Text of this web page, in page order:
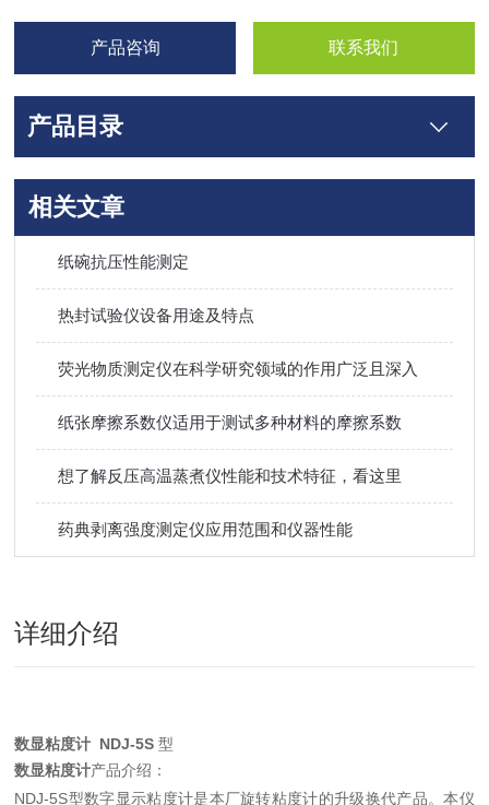
产品咨询 联系我们
产品目录
相关文章
纸碗抗压性能测定
热封试验仪设备用途及特点
荧光物质测定仪在科学研究领域的作用广泛且深入
纸张摩擦系数仪适用于测试多种材料的摩擦系数
想了解反压高温蒸煮仪性能和技术特征，看这里
药典剥离强度测定仪应用范围和仪器性能
详细介绍
数显粘度计 NDJ-5S 型
数显粘度计产品介绍：
NDJ-5S型数字显示粘度计是本厂旋转粘度计的升级换代产品。本仪